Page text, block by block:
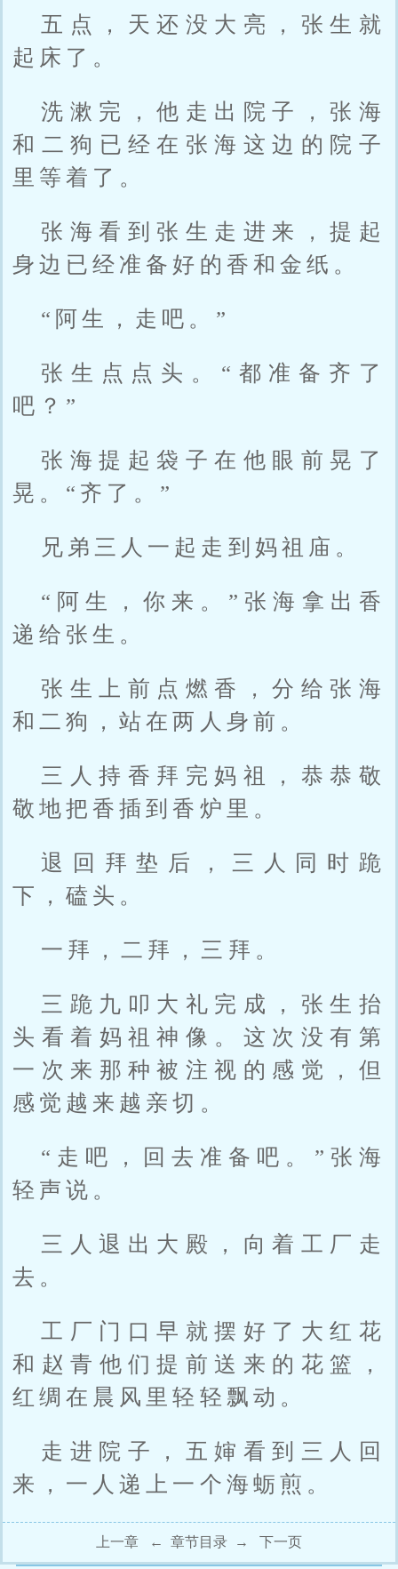
五点，天还没大亮，张生就
起床了。
洗漱完，他走出院子，张海
和二狗已经在张海这边的院子
里等着了。
张海看到张生走进来，提起
身边已经准备好的香和金纸。
“阿生，走吧。”
张生点点头。“都准备齐了
吧？”
张海提起袋子在他眼前晃了
晃。“齐了。”
兄弟三人一起走到妈祖庙。
“阿生，你来。”张海拿出香
递给张生。
张生上前点燃香，分给张海
和二狗，站在两人身前。
三人持香拜完妈祖，恭恭敬
敬地把香插到香炉里。
退回拜垫后，三人同时跪
下，磕头。
一拜，二拜，三拜。
三跪九叩大礼完成，张生抬
头看着妈祖神像。这次没有第
一次来那种被注视的感觉，但
感觉越来越亲切。
“走吧，回去准备吧。”张海
轻声说。
三人退出大殿，向着工厂走
去。
工厂门口早就摆好了大红花
和赵青他们提前送来的花篮，
红绸在晨风里轻轻飘动。
走进院子，五婶看到三人回
来，一人递上一个海蛎煎。
上一章 ← 章节目录 → 下一页